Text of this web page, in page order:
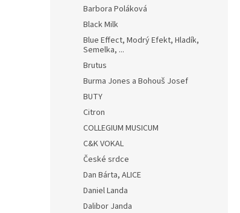
Barbora Poláková
Black Milk
Blue Effect, Modrý Efekt, Hladík,
Semelka, ...
Brutus
Burma Jones a Bohouš Josef
BUTY
Citron
COLLEGIUM MUSICUM
C&K VOKAL
České srdce
Dan Bárta, ALICE
Daniel Landa
Dalibor Janda